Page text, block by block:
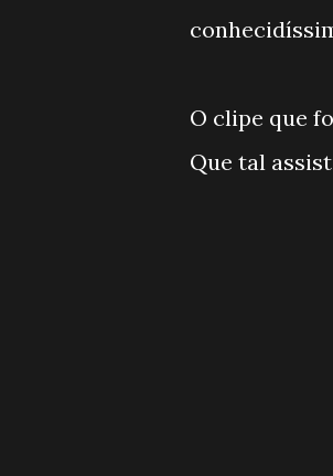
O clipe que
Que tal